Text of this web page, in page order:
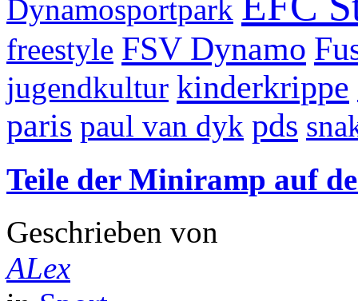
Dynamosportpark
freestyle FSV Dynamo
jugendkultur kinderkrippe
paris paul van dyk pds
Teile der Miniramp auf
Geschrieben von
ALex